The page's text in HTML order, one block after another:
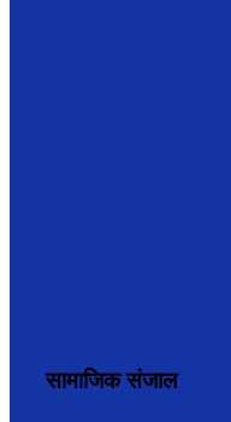
सामाजिक संजाल